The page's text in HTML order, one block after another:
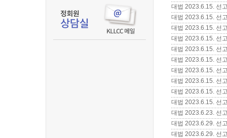
대법 2023.6.15. 선
대법 2023.6.15. 선
대법 2023.6.15. 선
대법 2023.6.15. 선
대법 2023.6.15. 선
대법 2023.6.15. 선
대법 2023.6.15. 선
대법 2023.6.15. 선
대법 2023.6.15. 선
대법 2023.6.15. 선
대법 2023.6.23. 선
대법 2023.6.29. 선
대법 2023.6.29. 선